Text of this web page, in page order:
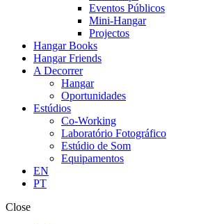
Eventos Públicos
Mini-Hangar
Projectos
Hangar Books
Hangar Friends
A Decorrer
Hangar
Oportunidades
Estúdios
Co-Working
Laboratório Fotográfico
Estúdio de Som
Equipamentos
EN
PT
Close